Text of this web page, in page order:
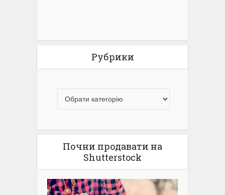
Рубрики
Почни продавати на
Shutterstock